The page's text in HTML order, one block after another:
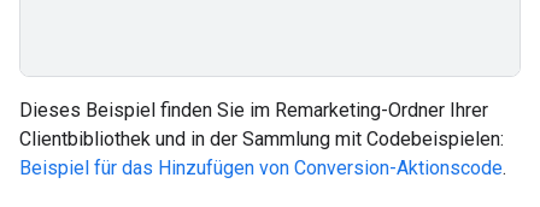
Dieses Beispiel finden Sie im Remarketing-Ordner Ihrer
Clientbibliothek und in der Sammlung mit Codebeispielen:
Beispiel für das Hinzufügen von Conversion-Aktionscode.